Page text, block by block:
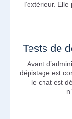
l’extérieur.
Tests de
Avant
dépistage est
le chat est